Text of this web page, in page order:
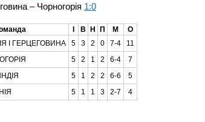
– Чорногорія 1:0
В Н П М
О
І ГЕРЦЕГОВИНА 5 3 2 0 7-4
11
5 2 1 2 6-4
7
5 1 2 2 6-6
5
5 1 1 3 2-7 4